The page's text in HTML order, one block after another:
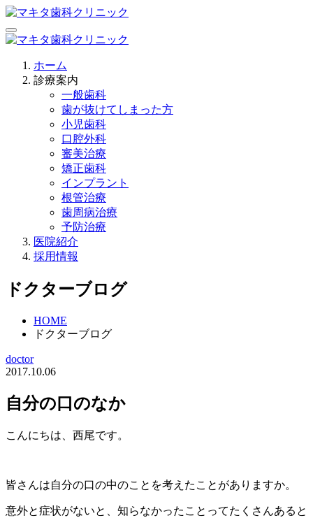
ホーム
診療案内
一般歯科
歯が抜けてしまった方
小児歯科
口腔外科
審美治療
矯正歯科
インプラント
根管治療
歯周病治療
予防治療
医院紹介
採用情報
ドクターブログ
HOME
ドクターブログ
doctor
2017.10.06
自分の口のなか
こんにちは、西尾です。
皆さんは自分の口の中のことを考えたことがありますか。
意外と症状がないと、知らなかったことってたくさんあると